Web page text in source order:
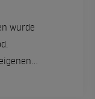
wurde
hat als